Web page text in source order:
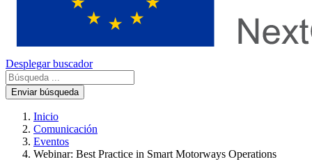
Desplegar buscador
Enviar búsqueda
Inicio
Comunicación
Eventos
Webinar: Best Practice in Smart Motorways Operations